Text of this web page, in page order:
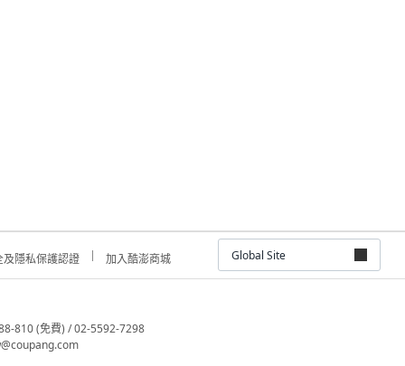
及隱私保護認證 加入酷澎商城 Global Site
810 (免費) / 02-5592-7298